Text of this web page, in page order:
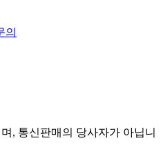
의
, 통신판매의 당사자가 아닙니